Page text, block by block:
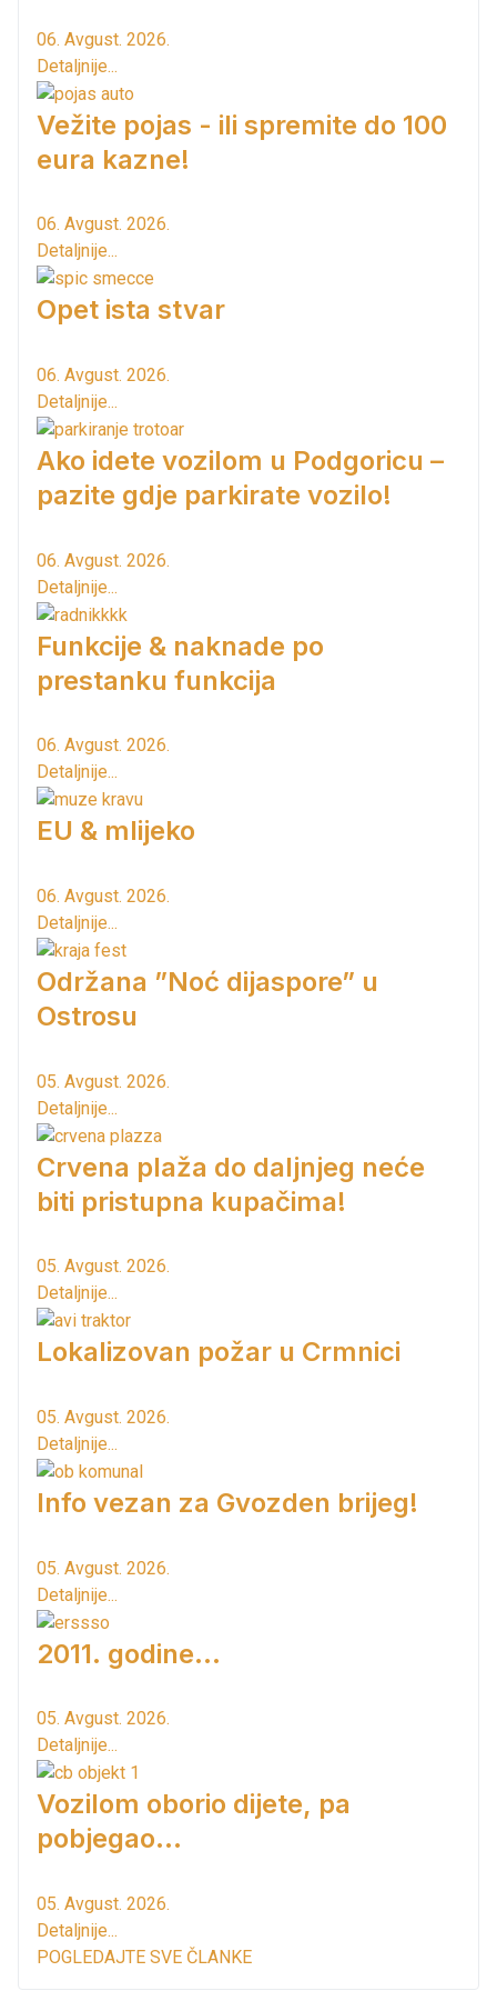
06. Avgust. 2026.
Detaljnije...
Vežite pojas - ili spremite do 100
eura kazne!
06. Avgust. 2026.
Detaljnije...
Opet ista stvar
06. Avgust. 2026.
Detaljnije...
Ako idete vozilom u Podgoricu –
pazite gdje parkirate vozilo!
06. Avgust. 2026.
Detaljnije...
Funkcije & naknade po
prestanku funkcija
06. Avgust. 2026.
Detaljnije...
EU & mlijeko
06. Avgust. 2026.
Detaljnije...
Održana ”Noć dijaspore” u
Ostrosu
05. Avgust. 2026.
Detaljnije...
Crvena plaža do daljnjeg neće
biti pristupna kupačima!
05. Avgust. 2026.
Detaljnije...
Lokalizovan požar u Crmnici
05. Avgust. 2026.
Detaljnije...
Info vezan za Gvozden brijeg!
05. Avgust. 2026.
Detaljnije...
2011. godine...
05. Avgust. 2026.
Detaljnije...
Vozilom oborio dijete, pa
pobjegao...
05. Avgust. 2026.
Detaljnije...
POGLEDAJTE SVE ČLANKE